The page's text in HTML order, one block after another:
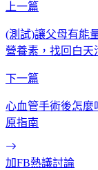
上一篇
(測試)讓父母有能
營養素，找回白
下一篇
心血管手術後怎麼
原指南
加FB熱議討論